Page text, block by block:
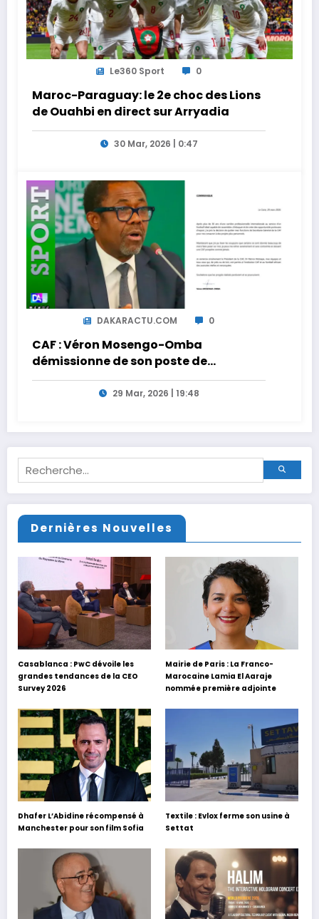
Le360 Sport 0
Maroc-Paraguay: le 2e choc des Lions
de Ouahbi en direct sur Arryadia
30 Mar, 2026 | 0:47
DAKARACTU.COM 0
CAF : Véron Mosengo-Omba
démissionne de son poste de
Secrétaire Général
29 Mar, 2026 | 19:48
Dernières Nouvelles
Casablanca : PwC dévoile les
grandes tendances de la CEO
Survey 2026
Mairie de Paris : La Franco-
Marocaine Lamia El Aaraje
nommée première adjointe
Dhafer L’Abidine récompensé à
Manchester pour son film Sofia
Textile : Evlox ferme son usine à
Settat